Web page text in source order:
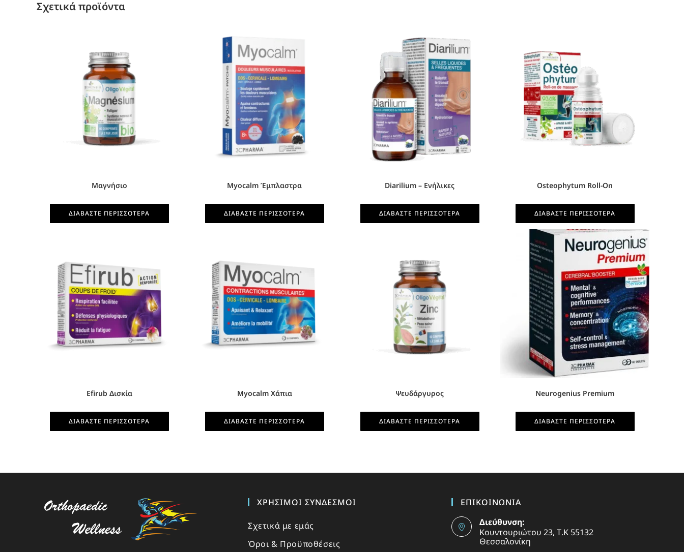
Σχετικά προϊόντα
Μαγνήσιο
ΔΙΑΒΆΣΤΕ ΠΕΡΙΣΣΌΤΕΡΑ
Myocalm Έμπλαστρα
ΔΙΑΒΆΣΤΕ ΠΕΡΙΣΣΌΤΕΡΑ
Diarilium – Ενήλικες
ΔΙΑΒΆΣΤΕ ΠΕΡΙΣΣΌΤΕΡΑ
Osteophytum Roll-On
ΔΙΑΒΆΣΤΕ ΠΕΡΙΣΣΌΤΕΡΑ
Efirub Δισκία
ΔΙΑΒΆΣΤΕ ΠΕΡΙΣΣΌΤΕΡΑ
Myocalm Χάπια
ΔΙΑΒΆΣΤΕ ΠΕΡΙΣΣΌΤΕΡΑ
Ψευδάργυρος
ΔΙΑΒΆΣΤΕ ΠΕΡΙΣΣΌΤΕΡΑ
Neurogenius Premium
ΔΙΑΒΆΣΤΕ ΠΕΡΙΣΣΌΤΕΡΑ
ΧΡΉΣΙΜΟΙ ΣΎΝΔΕΣΜΟΙ
Σχετικά με εμάς
Όροι & Προϋποθέσεις
ΕΠΙΚΟΙΝΩΝΙΑ
Διεύθυνση:
Κουντουριώτου 23, Τ.Κ 55132
Θεσσαλονίκη